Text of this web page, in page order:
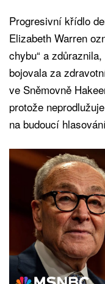
Progresivní křídlo
Elizabeth Warren
chybu“ a
bojovala za
ve Sněmovně
protože
na budoucí